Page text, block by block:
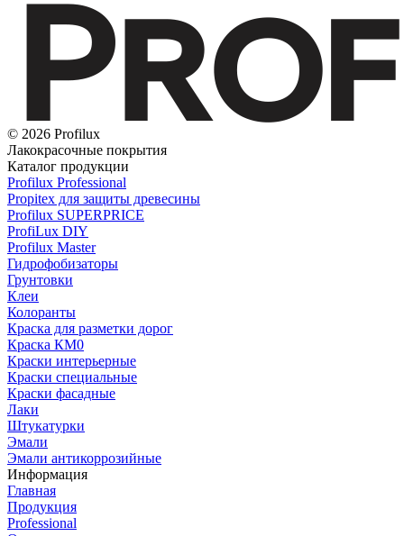
© 2026 Profilux
Лакокрасочные покрытия
Каталог продукции
Profilux Professional
Propitex для защиты древесины
Profilux SUPERPRICE
ProfiLux DIY
Profilux Master
Гидрофобизаторы
Грунтовки
Клеи
Колоранты
Краска для разметки дорог
Краска КМ0
Краски интерьерные
Краски специальные
Краски фасадные
Лаки
Штукатурки
Эмали
Эмали антикоррозийные
Информация
Главная
Продукция
Professional